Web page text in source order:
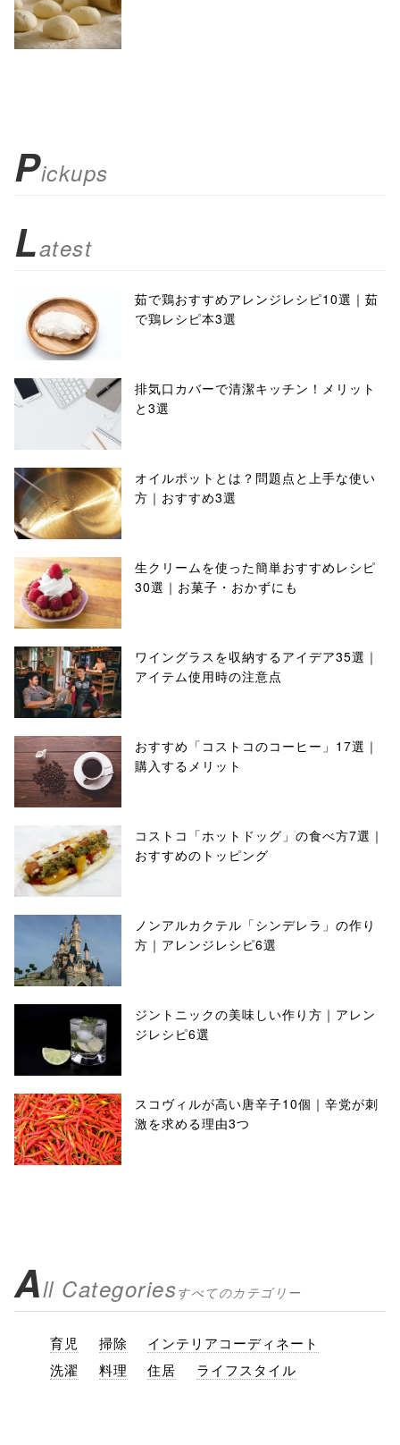
Pickups
Latest
茹で鶏おすすめアレンジレシピ10選｜茹
で鶏レシピ本3選
排気口カバーで清潔キッチン！メリット
と3選
オイルポットとは？問題点と上手な使い
方｜おすすめ3選
生クリームを使った簡単おすすめレシピ
30選｜お菓子・おかずにも
ワイングラスを収納するアイデア35選｜
アイテム使用時の注意点
おすすめ「コストコのコーヒー」17選｜
購入するメリット
コストコ「ホットドッグ」の食べ方7選｜
おすすめのトッピング
ノンアルカクテル「シンデレラ」の作り
方｜アレンジレシピ6選
ジントニックの美味しい作り方｜アレン
ジレシピ6選
スコヴィルが高い唐辛子10個｜辛党が刺
激を求める理由3つ
All Categoriesすべてのカテゴリー
育児 掃除
インテリアコーディネート
洗濯
料理 住居 ライフスタイル